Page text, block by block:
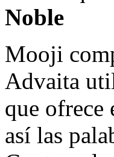
Noble
Mooji
Advaita
que ofrece
así las